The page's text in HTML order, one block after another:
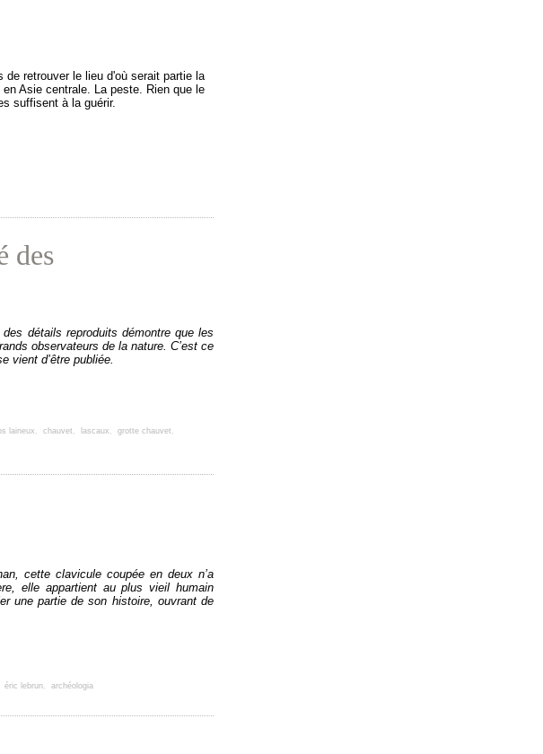
retrouver le lieu d'où serait partie la
Asie centrale. La peste. Rien que le
suffisent à la guérir.
des
des détails reproduits démontre que les
observateurs de la nature. C’est ce
vient d’être publiée.
laineux , chauvet , lascaux , grotte chauvet ,
cette clavicule coupée en deux n’a
elle appartient au plus vieil humain
une partie de son histoire, ouvrant de
éric lebrun, archéologia